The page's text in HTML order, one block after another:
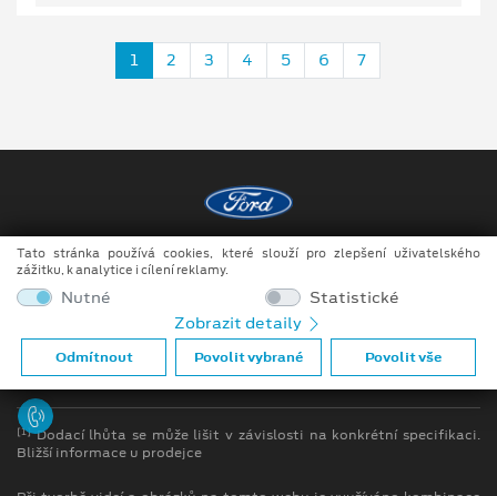
1 2 3 4 5 6 7
Copyright ©2026 Auto JIPE s.r.o.
Obchodní podmínky
Ochrana osobních údajů
Prohlášení o zpracování údajů konečných zákazníků
[1]Dodací lhůta se může lišit v závislosti na konkrétní specifikaci.
Bližší informace u prodejce
Tato stránka používá cookies, které slouží pro zlepšení uživatelského
zážitku, k analytice i cílení reklamy.
Nutné
Statistické
Zobrazit detaily
Odmítnout Povolit vybrané Povolit vše